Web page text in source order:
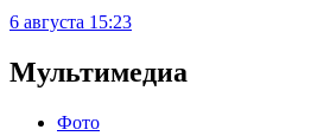
6 августа 15:23
Мультимедиа
Фото